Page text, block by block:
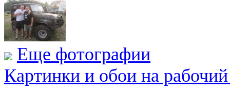
Еще фотографии
Картинки и обои на